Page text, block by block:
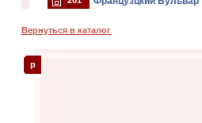
Вернуться в каталог
p